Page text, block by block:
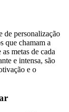
de personalização
que chamam a
metas de cada
e intensa, são
e o